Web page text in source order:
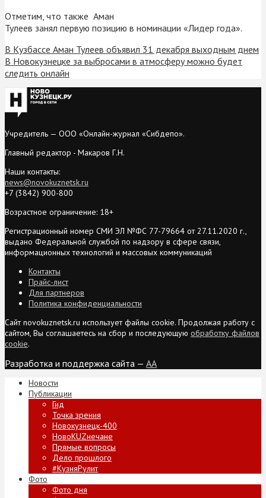
Отметим, что также Аман
Тулеев занял первую позицию в номинации «Лидер года».
В Кузбассе Аман Тулеев объявил 31 декабря выходным днем
В Новокузнецке за выбросами в атмосферу можно будет
следить онлайн
Учредитель — ООО «Онлайн-журнал «Сибдепо».
Главный редактор - Макаров Г.Н.
Наши контакты:
news@novokuznetsk.ru
+7 (3842) 900-800
Возрастное ограничение: 18+
Регистрационный номер СМИ ЭЛ №ФС 77-79664 от 27.11.2020 г.,
выдано Федеральной службой по надзору в сфере связи,
информационных технологий и массовых коммуникаций
Контакты
Прайс-лист
Для партнеров
Политика конфиденциальности
Сайт novokuznetsk.ru использует файлы cookie. Продолжая работу с
сайтом, Вы соглашаетесь на сбор и последующую обработку файлов
cookie.
Разработка и поддержка сайта — AA
Новости
Публикации
Гид
Точка зрения
Новокузнецк-400
НовоKUZнечане
Прямые вопросы
Дело прошлого
#КузняРулит
Фото
Фото дня